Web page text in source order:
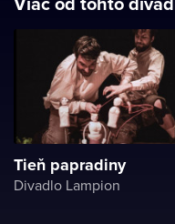
Tieň papradiny
Divadlo Lampion